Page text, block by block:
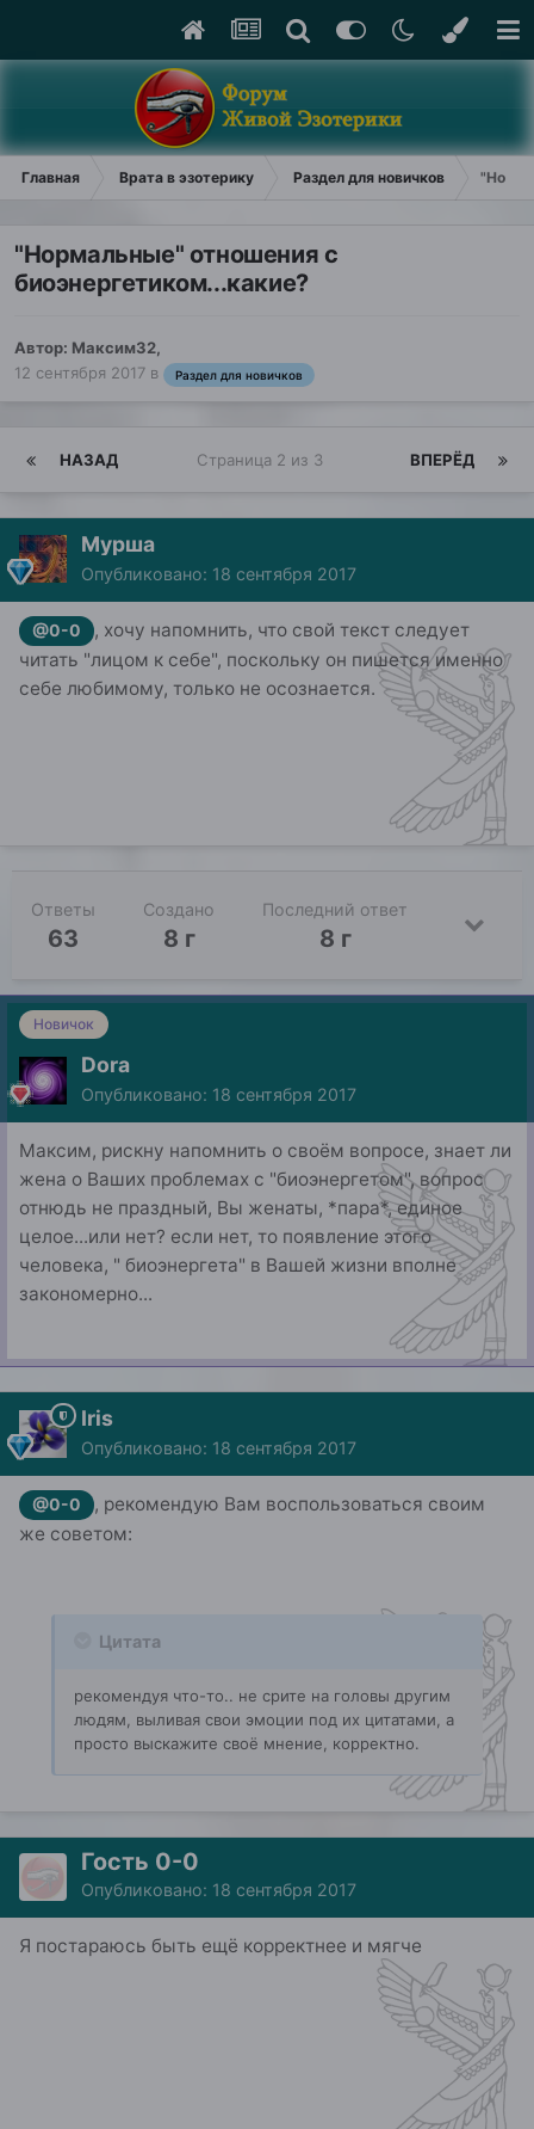
Главная Врата в эзотерику Раздел для новичков
"Нормальные" отношения с
биоэнергетиком...какие?
Автор: Максим32,
12 сентября 2017 в Раздел для новичков
НАЗАД ВПЕРЁД
Страница 2 из 3
Мурша
Опубликовано: 18 сентября 2017
@0-0
, хочу напомнить, что свой текст следует
читать "лицом к себе", поскольку он пишется именно
себе любимому, только не осознается.
Ответы
63
Создано
8 г
Последний ответ
8 г
Новичок
Dora
Опубликовано: 18 сентября 2017
Максим, рискну напомнить о своём вопросе, знает ли
жена о Ваших проблемах с "биоэнергетом", вопрос
отнюдь не праздный, Вы женаты, *пара*, единое
целое...или нет? если нет, то появление этого
человека, " биоэнергета" в Вашей жизни вполне
закономерно...
Iris
Опубликовано: 18 сентября 2017
@0-0
, рекомендую Вам воспользоваться своим
же советом:
Цитата
рекомендуя что-то.. не срите на головы другим
людям, выливая свои эмоции под их цитатами, а
просто выскажите своё мнение, корректно.
Гость 0-0
Опубликовано: 18 сентября 2017
Я постараюсь быть ещё корректнее и мягче